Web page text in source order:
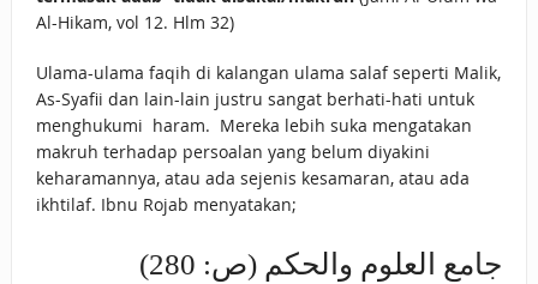
Al-Hikam, vol 12. Hlm 32)
Ulama-ulama faqih di kalangan ulama salaf seperti Malik,
As-Syafii dan lain-lain justru sangat berhati-hati untuk
menghukumi haram. Mereka lebih suka mengatakan
makruh terhadap persoalan yang belum diyakini
keharamannya, atau ada sejenis kesamaran, atau ada
ikhtilaf. Ibnu Rojab menyatakan;
جامع العلوم والحكم (ص: 280)